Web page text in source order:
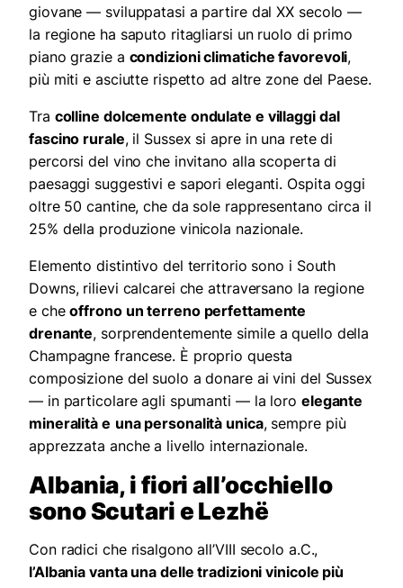
giovane — sviluppatasi a partire dal XX secolo —
la regione ha saputo ritagliarsi un ruolo di primo
piano grazie a condizioni climatiche favorevoli,
più miti e asciutte rispetto ad altre zone del Paese.
Tra colline dolcemente ondulate e villaggi dal
fascino rurale, il Sussex si apre in una rete di
percorsi del vino che invitano alla scoperta di
paesaggi suggestivi e sapori eleganti. Ospita oggi
oltre 50 cantine, che da sole rappresentano circa il
25% della produzione vinicola nazionale.
Elemento distintivo del territorio sono i South
Downs, rilievi calcarei che attraversano la regione
e cheoffrono un terreno perfettamente
drenante, sorprendentemente simile a quello della
Champagne francese. È proprio questa
composizione del suolo a donare ai vini del Sussex
— in particolare agli spumanti — la loro elegante
mineralità e una personalità unica, sempre più
apprezzata anche a livello internazionale.
Albania, i fiori all’occhiello
sono Scutari e Lezhë
Con radici che risalgono all’VIII secolo a.C.,
l’Albania vanta una delle tradizioni vinicole più